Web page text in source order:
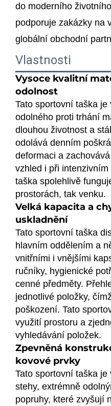
do moderního
podporuje zakázky na
globální obchodní
Vlastnosti
Vysoce kvalitní
odolnost
Tato sportovní taška
odolného proti trhání
dlouhou životnost a
odolává denním
deformaci a
vzhled i při
taška spolehlivě
prostorách, tak venku.
Velká kapacita a
uskladnění
Tato sportovní taška
hlavním oddělením a
vnitřními i vnějšími
ručníky, hygienické
cenné předměty.
jednotlivé položky,
poškození. Tato
využití prostoru a
vyhledávání položek.
Zpevněná
kovové prvky
Tato sportovní taška
stehy, extrémně
popruhy, které zvyšují